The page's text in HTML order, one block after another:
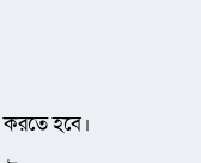
করতে হবে।